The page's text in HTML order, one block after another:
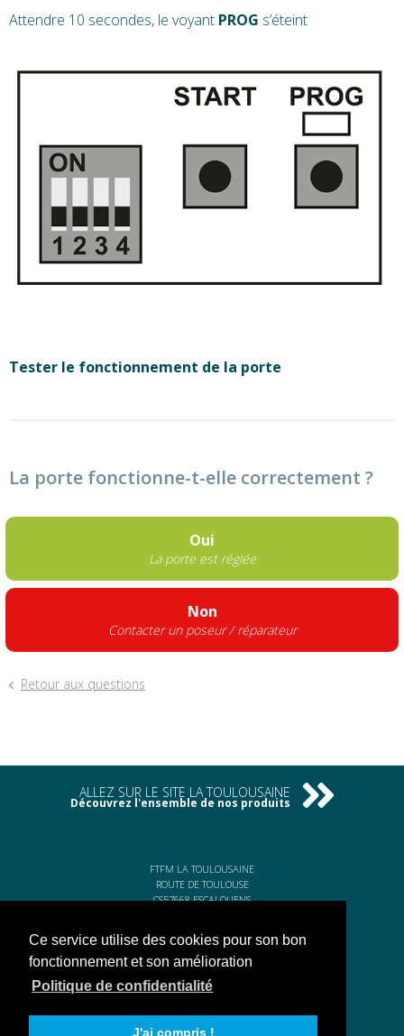
Ce service utilise des cookies pour son bon
fonctionnement et son amélioration
Politique de confidentialité
J'ai compris !
Attendre 10 secondes, le voyant PROG s’éteint
Tester le fonctionnement de la porte
La porte fonctionne-t-elle correctement ?
Oui
La porte est réglée
Non
Contacter un poseur / réparateur
Retour aux questions
FTFM LA TOULOUSAINE
ROUTE DE TOULOUSE
CS57668 ESCALQUENS
Tél. 05 61 75 31 00
Fax. 05 61 75 31 11
ALLEZ SUR LE SITE LA TOULOUSAINE
Découvrez l'ensemble de nos produits